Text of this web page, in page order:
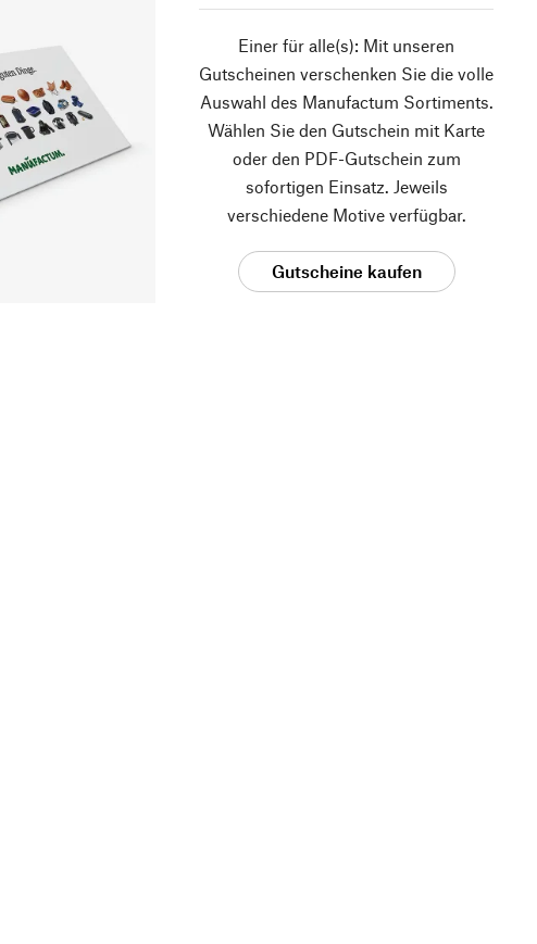
Einer für alle(s): Mit unseren
Gutscheinen verschenken Sie die volle
Auswahl des Manufactum Sortiments.
Wählen Sie den Gutschein mit Karte
oder den PDF-Gutschein zum
sofortigen Einsatz. Jeweils
verschiedene Motive verfügbar.
Gutscheine kaufen